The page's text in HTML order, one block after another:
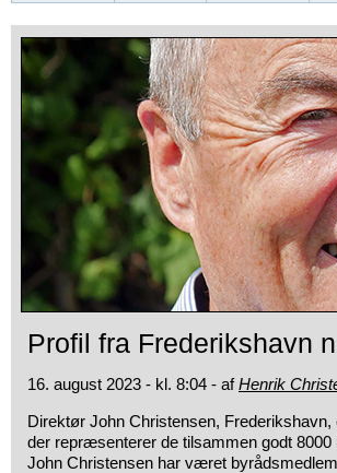
Profil fra Frederikshavn
16. august 2023 - kl. 8:04 - afHenrik
Direktør John Christensen,
der repræsenterer de tilsammen godt
John Christensen har været